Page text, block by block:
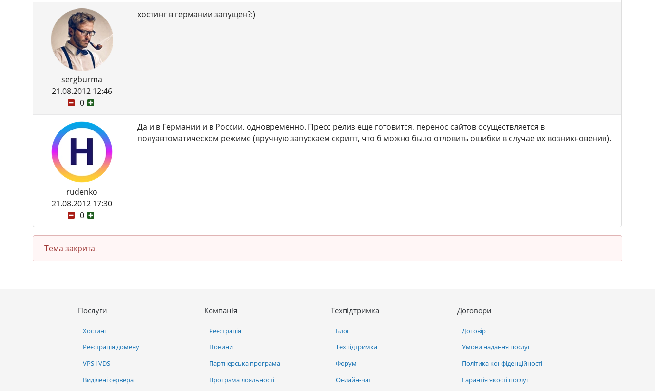
sergburma
21.08.2012 12:46
0
хостинг в германии запущен?:)
rudenko
21.08.2012 17:30
0
Да и в Германии и в России, одновременно. Пресс релиз еще готовится, перенос сайтов осуществляется в
полуавтоматическом режиме (вручную запускаем скрипт, что б можно было отловить ошибки в случае их возникновения).
Тема закрита.
Послуги
Хостинг
Реєстрація домену
VPS і VDS
Виділені сервера
Компанія
Реєстрація
Новини
Партнерська програма
Програма лояльності
Техпідтримка
Блог
Техпідтримка
Форум
Онлайн-чат
Договори
Договір
Умови надання послуг
Політика конфіденційності
Гарантія якості послуг